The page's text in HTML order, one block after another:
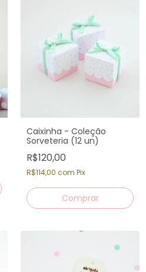
Caixinha - Coleção
Sorveteria (12 un)
R$120,00
R$114,00 com Pix